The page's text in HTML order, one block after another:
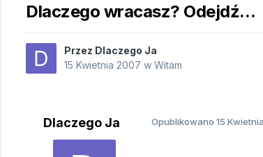
Dlaczego wracasz? Odejdź...
Przez Dlaczego Ja
15 Kwietnia 2007 w Witam
Dlaczego Ja Opublikowano 15